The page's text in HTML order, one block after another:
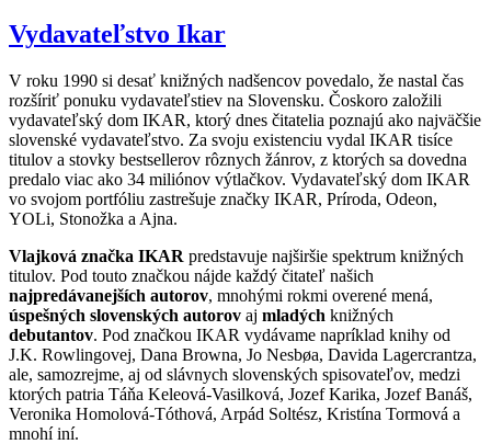
Vydavateľstvo Ikar
V roku 1990 si desať knižných nadšencov povedalo, že nastal čas
rozšíriť ponuku vydavateľstiev na Slovensku. Čoskoro založili
vydavateľský dom IKAR, ktorý dnes čitatelia poznajú ako najväčšie
slovenské vydavateľstvo. Za svoju existenciu vydal IKAR tisíce
titulov a stovky bestsellerov rôznych žánrov, z ktorých sa dovedna
predalo viac ako 34 miliónov výtlačkov. Vydavateľský dom IKAR
vo svojom portfóliu zastrešuje značky IKAR, Príroda, Odeon,
YOLi, Stonožka a Ajna.
Vlajková značka IKAR predstavuje najširšie spektrum knižných
titulov. Pod touto značkou nájde každý čitateľ našich
najpredávanejších autorov, mnohými rokmi overené mená,
úspešných slovenských autorov aj mladých knižných
debutantov. Pod značkou IKAR vydávame napríklad knihy od
J.K. Rowlingovej, Dana Browna, Jo Nesbøa, Davida Lagercrantza,
ale, samozrejme, aj od slávnych slovenských spisovateľov, medzi
ktorých patria Táňa Keleová-Vasilková, Jozef Karika, Jozef Banáš,
Veronika Homolová-Tóthová, Arpád Soltész, Kristína Tormová a
mnohí iní.